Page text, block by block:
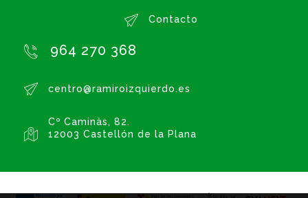
Contacto
964 270 368
centro@ramiroizquierdo.es
Cº Caminàs, 82.
12003 Castellón de la Plana